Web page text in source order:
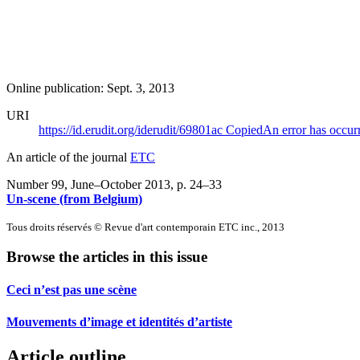
Online publication: Sept. 3, 2013
URI
https://id.erudit.org/iderudit/69801ac CopiedAn error has
An article of the journal ETC
Number 99, June–October 2013, p. 24–33
Un-scene (from Belgium)
Tous droits réservés © Revue d'art contemporain ETC inc., 2013
Browse the articles in this issue
Ceci n’est pas une scène
Mouvements d’image et identités d’artiste